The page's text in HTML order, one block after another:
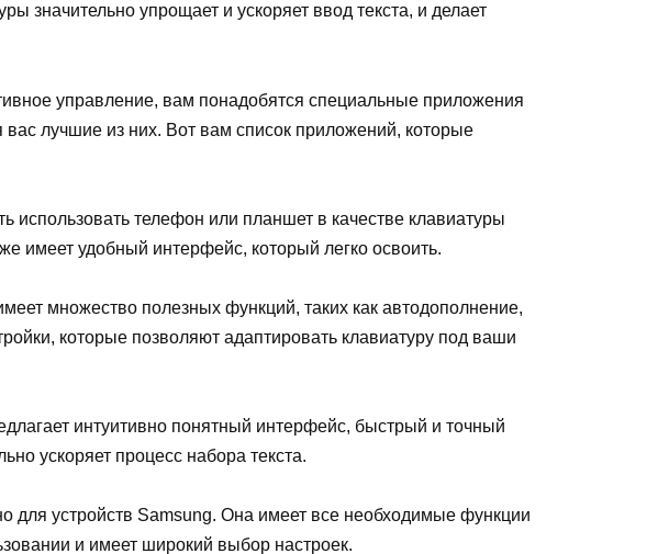
значительно упрощает и ускоряет ввод текста, и делает
управление, вам понадобятся специальные приложения
лучшие из них. Вот вам список приложений, которые
телефон или планшет в качестве клавиатуры
имеет удобный интерфейс, который легко освоить.
множество полезных функций, таких как автодополнение,
которые позволяют адаптировать клавиатуру под ваши
интуитивно понятный интерфейс, быстрый и точный
ускоряет процесс набора текста.
для устройств Samsung. Она имеет все необходимые функции
и имеет широкий выбор настроек.